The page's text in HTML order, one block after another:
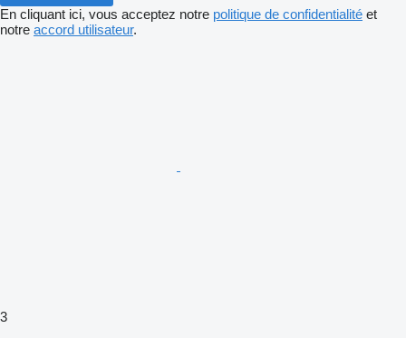
En cliquant ici, vous acceptez notre politique de confidentialité et
notre accord utilisateur.
3